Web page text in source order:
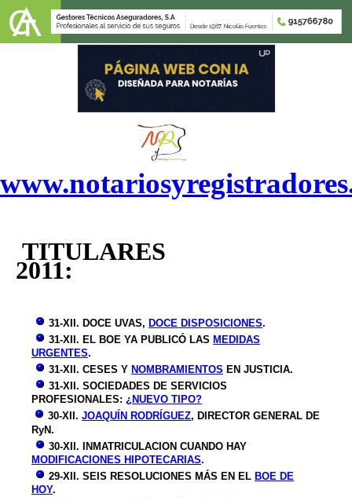
TITULARES
2011:
31-XII. DOCE UVAS, DOCE DISPOSICIONES.
31-XII. EL BOE YA PUBLICÓ LAS MEDIDAS
URGENTES.
31-XII. CESES Y NOMBRAMIENTOS EN JUSTICIA.
31-XII. SOCIEDADES DE SERVICIOS
PROFESIONALES: ¿NUEVO TIPO?
30-XII. JOAQUÍN RODRÍGUEZ, DIRECTOR GENERAL DE
RyN.
30-XII. INMATRICULACION CUANDO HAY
MODIFICACIONES HIPOTECARIAS.
29-XII. SEIS RESOLUCIONES MÁS EN EL BOE DE
HOY.